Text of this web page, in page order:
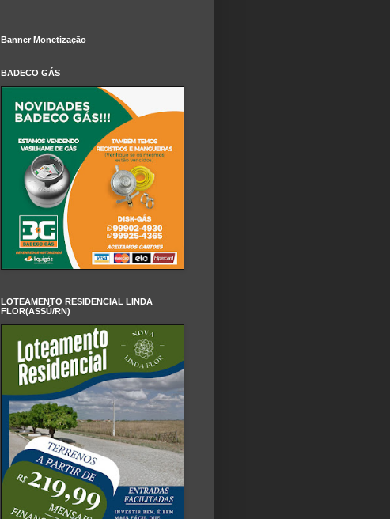
Banner Monetização
BADECO GÁS
LOTEAMENTO RESIDENCIAL LINDA
FLOR(ASSÚ/RN)